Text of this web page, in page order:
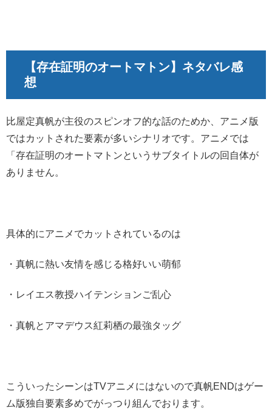
【存在証明のオートマトン】ネタバレ感
想
比屋定真帆が主役のスピンオフ的な話のためか、アニメ版
ではカットされた要素が多いシナリオです。アニメでは
「存在証明のオートマトンというサブタイトルの回自体が
ありません。
具体的にアニメでカットされているのは
・真帆に熱い友情を感じる格好いい萌郁
・レイエス教授ハイテンションご乱心
・真帆とアマデウス紅莉栖の最強タッグ
こういったシーンはTVアニメにはないので真帆ENDはゲー
ム版独自要素多めでがっつり組んでおります。